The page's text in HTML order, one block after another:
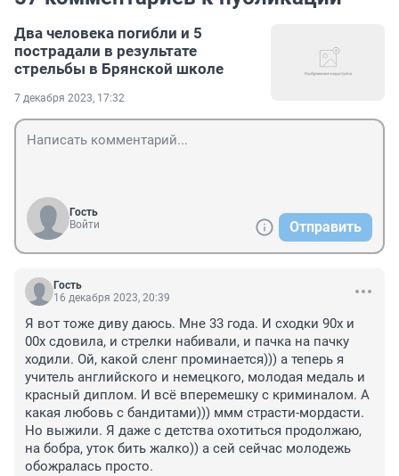
Два человека погибли и 5
пострадали в результате
стрельбы в Брянской школе
7 декабря 2023, 17:32
Гость
Войти
Отправить
Гость
16 декабря 2023, 20:39
Я вот тоже диву даюсь. Мне 33 года. И сходки 90х и
00х сдовила, и стрелки набивали, и пачка на пачку
ходили. Ой, какой сленг проминается))) а теперь я
учитель английского и немецкого, молодая медаль и
красный диплом. И всё вперемешку с криминалом. А
какая любовь с бандитами))) ммм страсти-мордасти.
Но выжили. Я даже с детства охотиться продолжаю,
на бобра, уток бить жалко)) а сей сейчас молодежь
обожралась просто.